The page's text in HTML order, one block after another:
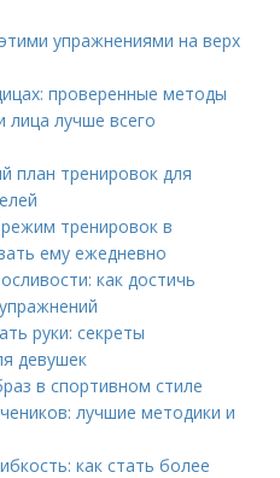
упражнениями на верх
проверенные методы
лица лучше всего
план тренировок для
тренировок в
ему ежедневно
как достичь
руки: секреты
девушек
в спортивном стиле
лучшие методики и
как стать более